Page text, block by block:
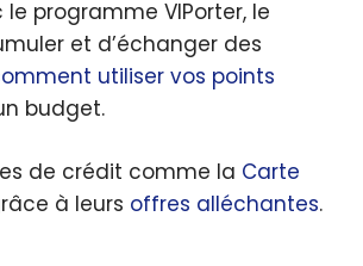
programme VIPorter, le
et d’échanger des
utiliser vos points
budget.
de crédit comme la Carte
à leurs offres alléchantes.